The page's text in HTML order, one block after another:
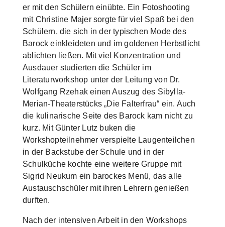
er mit den Schülern einübte. Ein Fotoshooting
mit Christine Majer sorgte für viel Spaß bei den
Schülern, die sich in der typischen Mode des
Barock einkleideten und im goldenen Herbstlicht
ablichten ließen. Mit viel Konzentration und
Ausdauer studierten die Schüler im
Literaturworkshop unter der Leitung von Dr.
Wolfgang Rzehak einen Auszug des Sibylla-
Merian-Theaterstücks „Die Falterfrau“ ein. Auch
die kulinarische Seite des Barock kam nicht zu
kurz. Mit Günter Lutz buken die
Workshopteilnehmer verspielte Laugenteilchen
in der Backstube der Schule und in der
Schulküche kochte eine weitere Gruppe mit
Sigrid Neukum ein barockes Menü, das alle
Austauschschüler mit ihren Lehrern genießen
durften.
Nach der intensiven Arbeit in den Workshops